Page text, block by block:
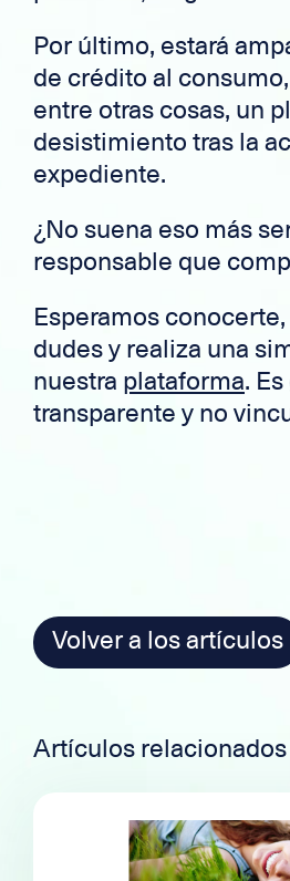
Por último, estará
de crédito al
entre otras cosas, un
desistimiento tras la
expediente.
¿No suena eso más
responsable que
Esperamos
dudes y realiza una
nuestra plataforma.
transparente y no
Volver a los artículos
Artículos relacionados